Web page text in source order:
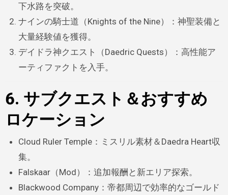
下水路を突破。
ナインの騎士道（Knights of the Nine）：神聖装備と
大量経験値を獲得。
デイドラ神クエスト（Daedric Quests）：高性能ア
ーティファクトを入手。
6. サブクエスト＆おすすめ
ロケーション
Cloud Ruler Temple：ミスリル素材＆Daedra Heart収
集。
Falskaar（Mod）：追加報酬と新エリア探索。
Blackwood Company：帝都周辺で効率的なゴールド